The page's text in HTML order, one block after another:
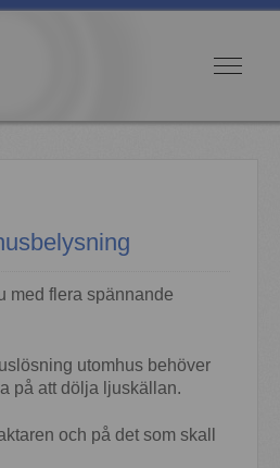
med flera spännande
utomhus behöver
på att dölja ljuskällan.
och på det som skall